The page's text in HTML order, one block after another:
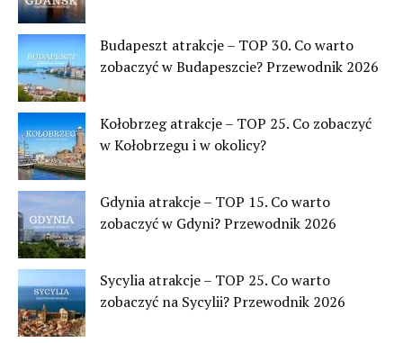
Budapeszt atrakcje – TOP 30. Co warto
zobaczyć w Budapeszcie? Przewodnik 2026
Kołobrzeg atrakcje – TOP 25. Co zobaczyć
w Kołobrzegu i w okolicy?
Gdynia atrakcje – TOP 15. Co warto
zobaczyć w Gdyni? Przewodnik 2026
Sycylia atrakcje – TOP 25. Co warto
zobaczyć na Sycylii? Przewodnik 2026